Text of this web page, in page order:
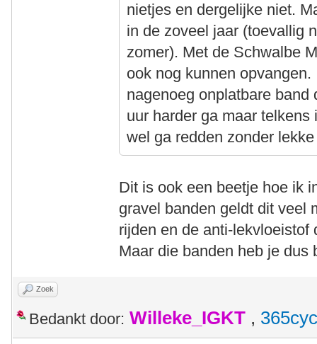
nietjes en dergelijke niet.
in de zoveel jaar (toevallig
zomer). Met de Schwalbe
ook nog kunnen
nagenoeg onplatbare
uur harder ga maar
wel ga redden zonder
Dit is ook een beetje hoe ik
gravel banden geldt dit veel
rijden en de anti-
Maar die banden heb je dus
Zoek
Bedankt door: Willeke_IGKT ,